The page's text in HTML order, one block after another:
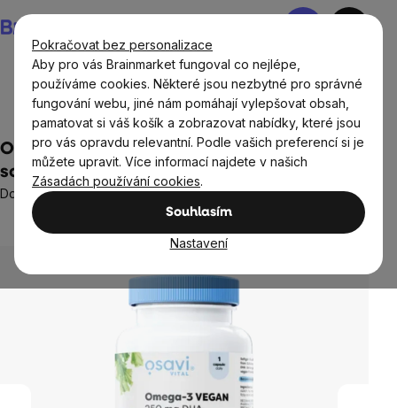
Pokračovat bez personalizace
Aby pro vás Brainmarket fungoval co nejlépe,
používáme cookies. Některé jsou nezbytné pro správné
fungování webu, jiné nám pomáhají vylepšovat obsah,
pamatovat si váš košík a zobrazovat nabídky, které jsou
pro vás opravdu relevantní. Podle vašich preferencí si je
můžete upravit. Více informací najdete v našich
Zásadách používání cookies.
Souhlasím
Nastavení
na
obsah
Nákupní
Doplňky stravy a výživa Tuky Omega 3
Osavi Omega-3 vegan, 250 mg DHA, 60
softgel kapslí
Doplněk stravy
Průměrné
produktu